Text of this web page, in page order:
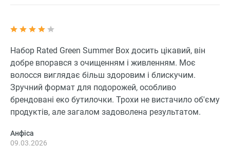
Набор Rated Green Summer Box досить цікавий, він
добре впорався з очищенням і живленням. Моє
волосся виглядає більш здоровим і блискучим.
Зручний формат для подорожей, особливо
брендовані еко бутилочки. Трохи не вистачило об'єму
продуктів, але загалом задоволена результатом.
Анфіса
09.03.2026